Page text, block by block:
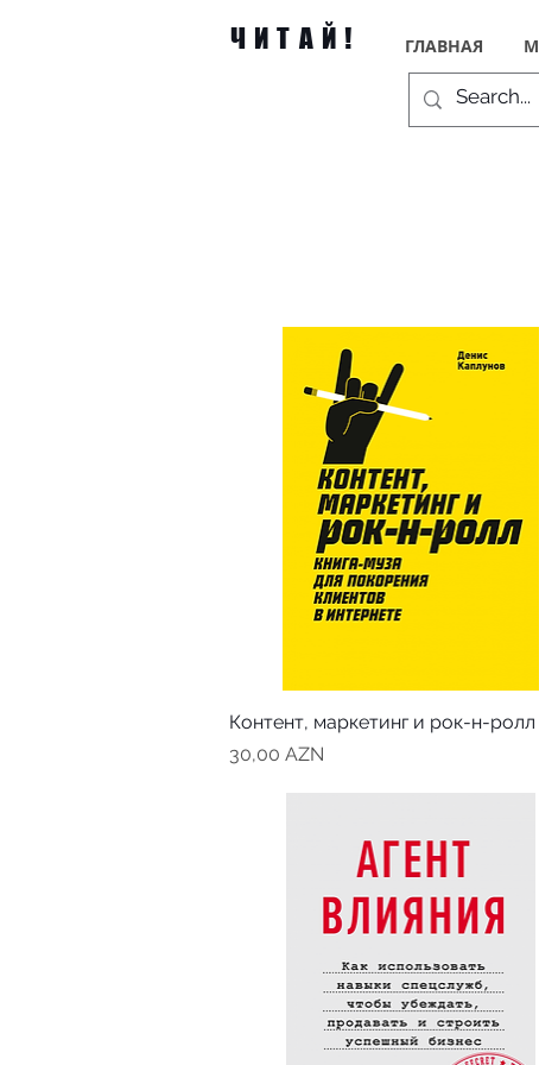
ЧИТАЙ! ГЛАВНАЯ
Контент, маркетинг и рок-н-ролл
Цена
30,00 AZN